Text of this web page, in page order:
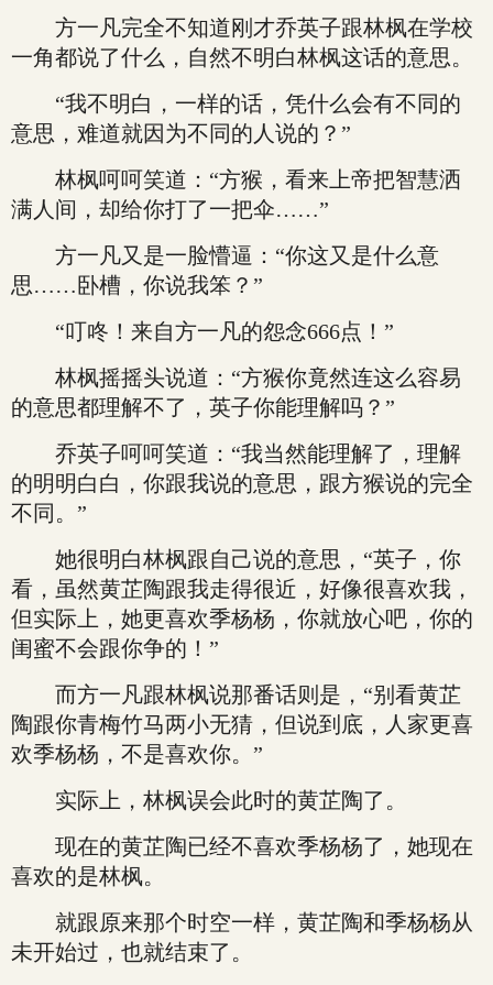
方一凡完全不知道刚才乔英子跟林枫在学校
一角都说了什么，自然不明白林枫这话的意思。
“我不明白，一样的话，凭什么会有不同的
意思，难道就因为不同的人说的？”
林枫呵呵笑道：“方猴，看来上帝把智慧洒
满人间，却给你打了一把伞……”
方一凡又是一脸懵逼：“你这又是什么意
思……卧槽，你说我笨？”
“叮咚！来自方一凡的怨念666点！”
林枫摇摇头说道：“方猴你竟然连这么容易
的意思都理解不了，英子你能理解吗？”
乔英子呵呵笑道：“我当然能理解了，理解
的明明白白，你跟我说的意思，跟方猴说的完全
不同。”
她很明白林枫跟自己说的意思，“英子，你
看，虽然黄芷陶跟我走得很近，好像很喜欢我，
但实际上，她更喜欢季杨杨，你就放心吧，你的
闺蜜不会跟你争的！”
而方一凡跟林枫说那番话则是，“别看黄芷
陶跟你青梅竹马两小无猜，但说到底，人家更喜
欢季杨杨，不是喜欢你。”
实际上，林枫误会此时的黄芷陶了。
现在的黄芷陶已经不喜欢季杨杨了，她现在
喜欢的是林枫。
就跟原来那个时空一样，黄芷陶和季杨杨从
未开始过，也就结束了。